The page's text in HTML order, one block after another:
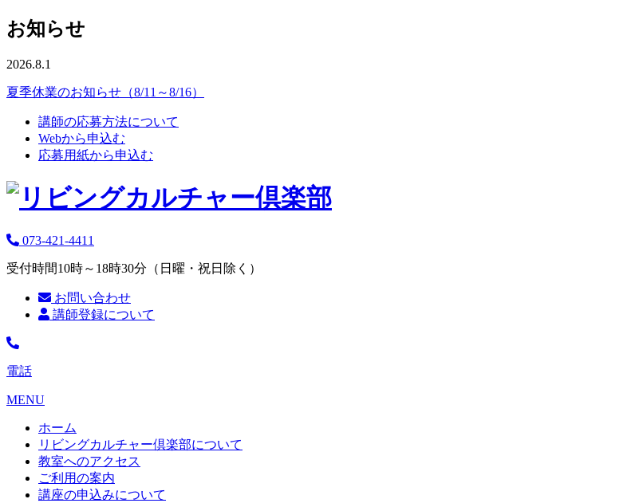
お知らせ
2026.8.1
夏季休業のお知らせ（8/11～8/16）
講師の応募方法について
Webから申込む
応募用紙から申込む
073-421-4411
受付時間10時～18時30分（日曜・祝日除く）
お問い合わせ
講師登録について
電話
MENU
ホーム
リビングカルチャー倶楽部について
教室へのアクセス
ご利用の案内
講座の申込みについて